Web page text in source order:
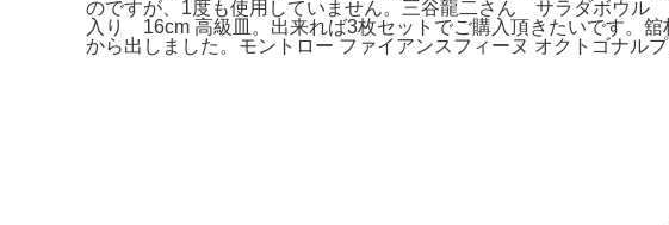
のですが、1度も使用していません。三谷龍二さん サラダボウ
入り 16cm 高級皿。出来れば3枚セットでご購入頂きたいです。
から出しました。モントロー ファイアンスフィーヌ オクトゴナルプ